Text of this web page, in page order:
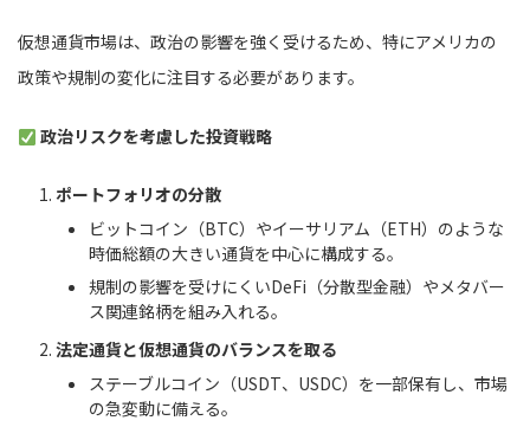
仮想通貨市場は、政治の影響を強く受けるため、特にアメリカの
政策や規制の変化に注目する必要があります。
政治リスクを考慮した投資戦略
ポートフォリオの分散
ビットコイン（BTC）やイーサリアム（ETH）のような
時価総額の大きい通貨を中心に構成する。
規制の影響を受けにくいDeFi（分散型金融）やメタバー
ス関連銘柄を組み入れる。
法定通貨と仮想通貨のバランスを取る
ステーブルコイン（USDT、USDC）を一部保有し、市場
の急変動に備える。